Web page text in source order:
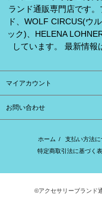
ランド通販専門店です
ド、WOLF CIRCUS(ウ
ック)、HELENA
しています。 最新情報
マイアカウント
お問い合わせ
ホーム / 支払い方法に
特定商取引法に基づく
©アクセサリーブランド